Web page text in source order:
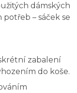
dámských
– sáček se
zabalení
do koše.